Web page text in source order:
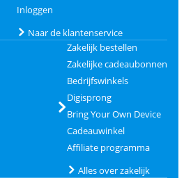
Inloggen
Naar de klantenservice
Zakelijk bestellen
Zakelijke cadeaubonnen
Bedrijfswinkels
Digisprong
Bring Your Own Device
Cadeauwinkel
Affiliate programma
Alles over zakelijk